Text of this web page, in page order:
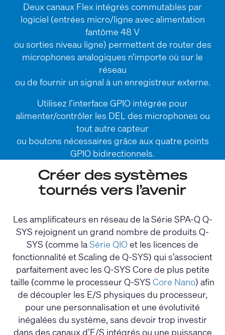
Deux canaux Flex intégrés commutables par
logiciel (entrées micro/ligne avec alimentation
fantôme 48 V
ou sorties niveau ligne) permettent de router des
microphones analogiques n’importe où sur le
réseau
ou de fournir un signal à un enregistreur externe.
Utilisez l’interface GPIO intégrée pour
alimenter/contrôler les DEL des microphones ou
tout autre capteur
ou boutons nécessaires grâce aux quatre points
GPIO bidirectionnels.
Créer des systèmes
tournés vers l’avenir
Les amplificateurs en réseau de la Série SPA-Q Q-
SYS rejoignent un grand nombre de produits Q-
SYS (comme laSérie QIOet les licences de
fonctionnalité et Scaling de Q-SYS) qui s’associent
parfaitement avec les Q-SYS Core de plus petite
taille (comme le processeur Q-SYS Core Nano) afin
de découpler les E/S physiques du processeur,
pour une personnalisation et une évolutivité
inégalées du système, sans devoir trop investir
dans des canaux d’E/S intégrés ou une puissance